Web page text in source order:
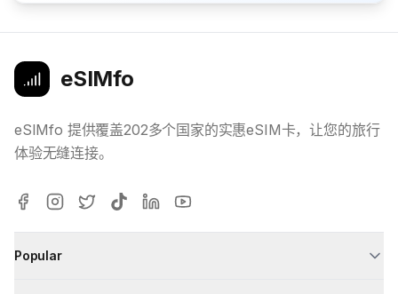
eSIMfo
eSIMfo 提供覆盖202多个国家的实惠eSIM卡，让您的旅行
体验无缝连接。
Popular